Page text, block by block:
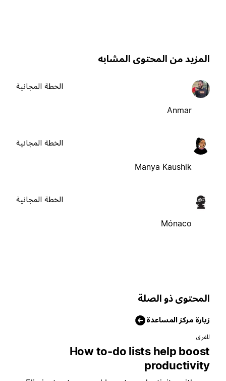
من المحتوى المشابه
Anmar
الخطة المجانية
Manya Kaushik
الخطة المجانية
Mónaco
الخطة المجانية
ذو الصلة
مركز المساعدة
How to-do lists help